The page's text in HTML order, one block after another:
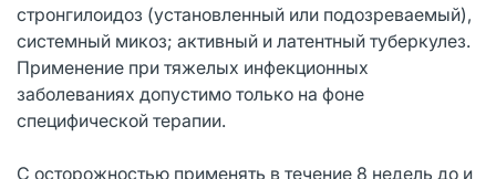
стронгилоидоз (установленный или подозреваемый),
системный микоз; активный и латентный туберкулез.
Применение при тяжелых инфекционных
заболеваниях допустимо только на фоне
специфической терапии.
С осторожностью применять в течение 8 недель до и